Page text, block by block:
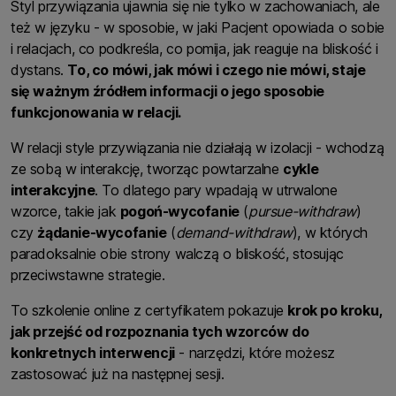
Styl przywiązania ujawnia się nie tylko w zachowaniach, ale
też w języku - w sposobie, w jaki Pacjent opowiada o sobie
i relacjach, co podkreśla, co pomija, jak reaguje na bliskość i
dystans. To, co mówi, jak mówi i czego nie mówi, staje
się ważnym źródłem informacji o jego sposobie
funkcjonowania w relacji.
W relacji style przywiązania nie działają w izolacji - wchodzą
ze sobą w interakcję, tworząc powtarzalne cykle
interakcyjne. To dlatego pary wpadają w utrwalone
wzorce, takie jak pogoń-wycofanie(pursue-withdraw)
czy żądanie-wycofanie(demand-withdraw), w których
paradoksalnie obie strony walczą o bliskość, stosując
przeciwstawne strategie.
To szkolenie online z certyfikatem pokazuje krok po kroku,
jak przejść od rozpoznania tych wzorców do
konkretnych interwencji- narzędzi, które możesz
zastosować już na następnej sesji.